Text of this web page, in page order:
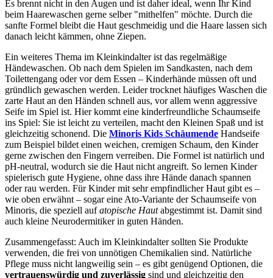
Es brennt nicht in den Augen und ist daher ideal, wenn Ihr Kind
beim Haarewaschen gerne selber "mithelfen" möchte. Durch die
sanfte Formel bleibt die Haut geschmeidig und die Haare lassen sich
danach leicht kämmen, ohne Ziepen.
Ein weiteres Thema im Kleinkindalter ist das regelmäßige
Händewaschen. Ob nach dem Spielen im Sandkasten, nach dem
Toilettengang oder vor dem Essen – Kinderhände müssen oft und
gründlich gewaschen werden. Leider trocknet häufiges Waschen die
zarte Haut an den Händen schnell aus, vor allem wenn aggressive
Seife im Spiel ist. Hier kommt eine kinderfreundliche Schaumseife
ins Spiel: Sie ist leicht zu verteilen, macht den Kleinen Spaß und ist
gleichzeitig schonend. Die Minoris Kids Schäumende Handseife
zum Beispiel bildet einen weichen, cremigen Schaum, den Kinder
gerne zwischen den Fingern verreiben. Die Formel ist natürlich und
pH-neutral, wodurch sie die Haut nicht angreift. So lernen Kinder
spielerisch gute Hygiene, ohne dass ihre Hände danach spannen
oder rau werden. Für Kinder mit sehr empfindlicher Haut gibt es –
wie oben erwähnt – sogar eine Ato-Variante der Schaumseife von
Minoris, die speziell aufatopische Hautabgestimmt ist. Damit sind
auch kleine Neurodermitiker in guten Händen.
Zusammengefasst: Auch im Kleinkindalter sollten Sie Produkte
verwenden, die frei von unnötigen Chemikalien sind. Natürliche
Pflege muss nicht langweilig sein – es gibt genügend Optionen, die
vertrauenswürdig und zuverlässig sind und gleichzeitig den